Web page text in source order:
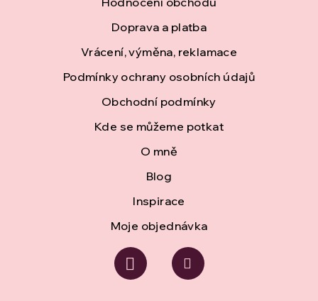
Doprava a platba
Vrácení, výměna, reklamace
Podmínky ochrany osobních údajů
Obchodní podmínky
Kde se můžeme potkat
O mně
Blog
Inspirace
Moje objednávka